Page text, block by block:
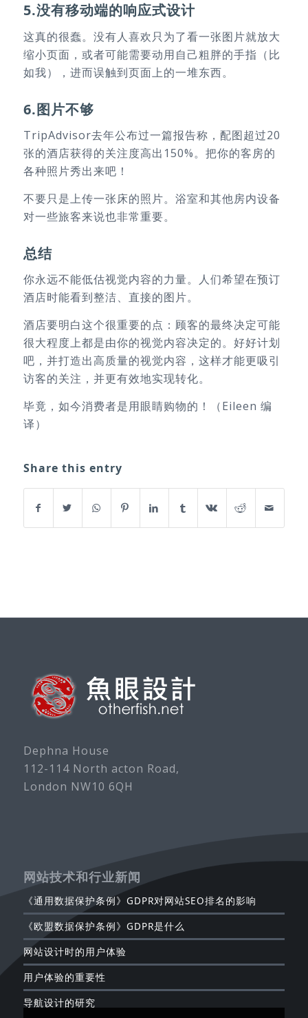
5.没有移动端的响应式设计
这真的很蠢。没有人喜欢只为了看一张图片就放大
缩小页面，或者可能需要动用自己粗胖的手指（比
如我），进而误触到页面上的一堆东西。
6.图片不够
TripAdvisor去年公布过一篇报告称，配图超过20
张的酒店获得的关注度高出150%。把你的客房的
各种照片秀出来吧！
不要只是上传一张床的照片。浴室和其他房内设备
对一些旅客来说也非常重要。
总结
你永远不能低估视觉内容的力量。人们希望在预订
酒店时能看到整洁、直接的图片。
酒店要明白这个很重要的点：顾客的最终决定可能
很大程度上都是由你的视觉内容决定的。好好计划
吧，并打造出高质量的视觉内容，这样才能更吸引
访客的关注，并更有效地实现转化。
毕竟，如今消费者是用眼睛购物的！（Eileen 编
译）
Share this entry
Dephna House
112-114 North acton Road,
London NW10 6QH
网站技术和行业新闻
《通用数据保护条例》GDPR对网站SEO排名的影响
《欧盟数据保护条例》GDPR是什么
网站设计时的用户体验
用户体验的重要性
导航设计的研究